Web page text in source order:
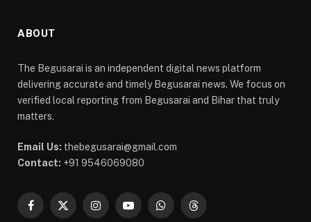
ABOUT
The Begusarai is an independent digital news platform
delivering accurate and timely Begusarai news. We focus on
verified local reporting from Begusarai and Bihar that truly
matters.
Email Us: thebegusarai@gmail.com
Contact: +91 9546069080
Facebook
X
InstagramYouTubeWhatsAppThreads